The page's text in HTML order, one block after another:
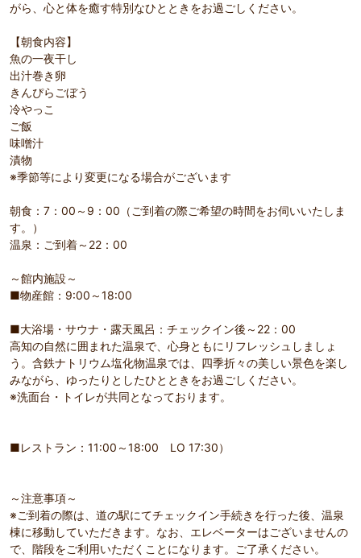
がら、心と体を癒す特別なひとときをお過ごしください。
【朝食内容】
魚の一夜干し
出汁巻き卵
きんぴらごぼう
冷やっこ
ご飯
味噌汁
漬物
※季節等により変更になる場合がございます
朝食：7：00～9：00（ご到着の際ご希望の時間をお伺いいたしま
す。）
温泉：ご到着～22：00
～館内施設～
■物産館：9:00～18:00
■大浴場・サウナ・露天風呂：チェックイン後～22：00
高知の自然に囲まれた温泉で、心身ともにリフレッシュしましょ
う。含鉄ナトリウム塩化物温泉では、四季折々の美しい景色を楽し
みながら、ゆったりとしたひとときをお過ごしください。
※洗面台・トイレが共同となっております。
■レストラン：11:00～18:00 LO 17:30）
～注意事項～
※ご到着の際は、道の駅にてチェックイン手続きを行った後、温泉
棟に移動していただきます。なお、エレベーターはございませんの
で、階段をご利用いただくことになります。ご了承ください。